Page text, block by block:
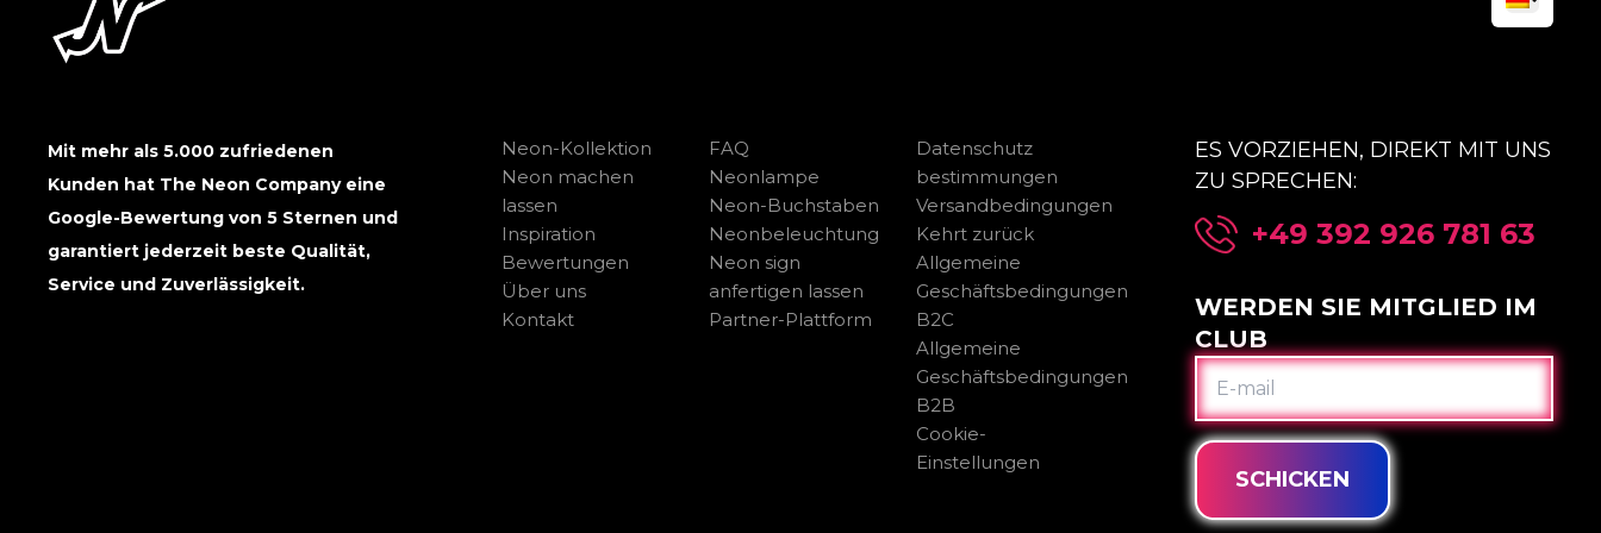
Mit mehr als 5.000 zufriedenen
Kunden hat The Neon Company eine
Google-Bewertung von 5 Sternen und
garantiert jederzeit beste Qualität,
Service und Zuverlässigkeit.
Neon-Kollektion
Neon machen
lassen
Inspiration
Bewertungen
Über uns
Kontakt
FAQ
Neonlampe
Neon-Buchstaben
Neonbeleuchtung
Neon sign
anfertigen lassen
Partner-Plattform
Datenschutz
bestimmungen
Versandbedingungen
Kehrt zurück
Allgemeine
Geschäftsbedingungen
B2C
Allgemeine
Geschäftsbedingungen
B2B
Cookie-
Einstellungen
ES VORZIEHEN, DIREKT MIT UNS
ZU SPRECHEN:
+49 392 926 781 63
WERDEN SIE MITGLIED IM
CLUB
E-
MAIL
SCHICKEN